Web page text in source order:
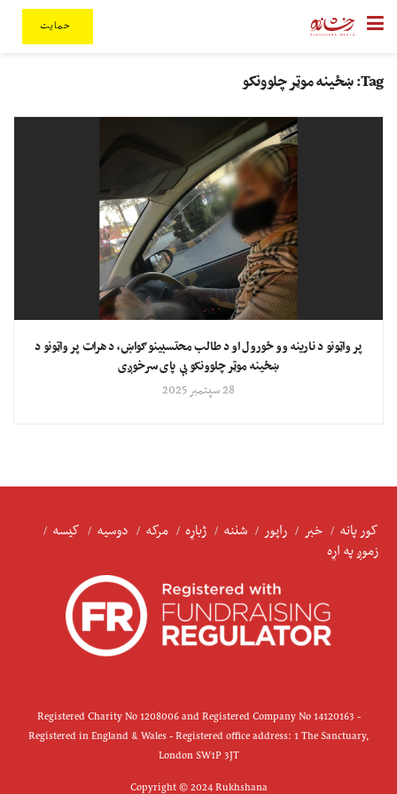
حمایت
Tag: ښځینه موټر چلوونکو
پر واټونو د نارینه وو ځورول او د طالب محتسبینو ګواښ، د هرات پر واټونو د
ښځینه موټر چلوونکو بې پای سرخوږی
28 سپتمبر 2025
کور پانه خبر راپور شننه ژباړه مرکه دوسیه
کیسه
زموږ په اړه
Registered Charity No 1208006 and Registered Company No 14120163 -
Registered in England & Wales - Registered office address: 1 The Sanctuary,
London SW1P 3JT
Copyright © 2024 Rukhshana